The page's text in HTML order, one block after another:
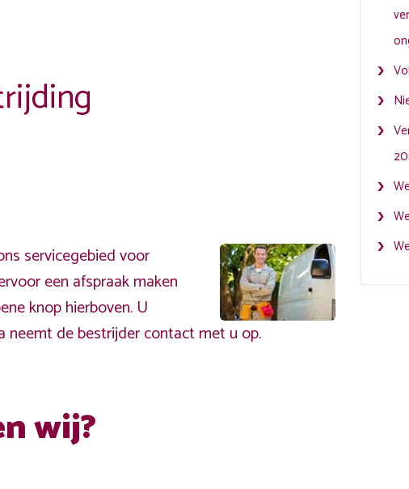
servicegebied voor
een afspraak maken
knop hierboven. U
neemt de bestrijder contact met u op.
wij?